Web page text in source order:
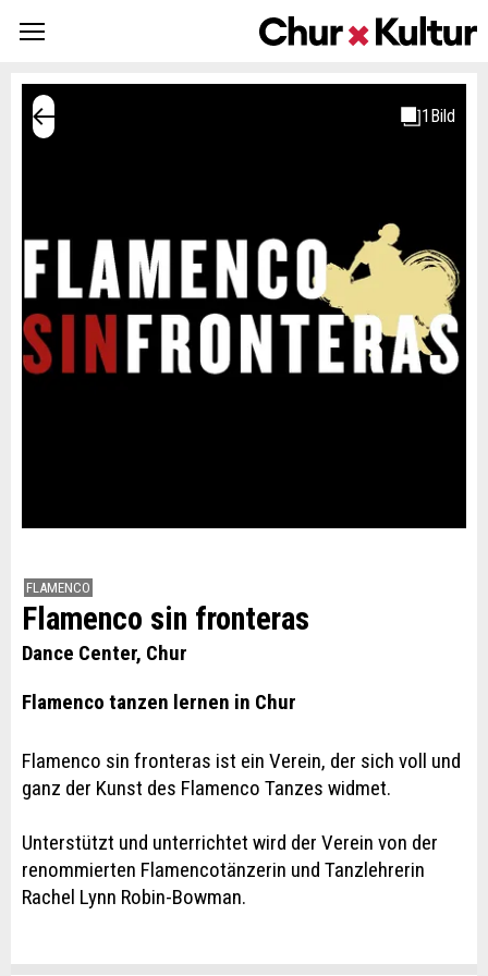
FLAMENCO
Flamenco sin fronteras
Dance Center, Chur
Flamenco tanzen lernen in Chur
Flamenco sin fronteras ist ein Verein, der sich voll und
ganz der Kunst des Flamenco Tanzes widmet.
Unterstützt und unterrichtet wird der Verein von der
renommierten Flamencotänzerin und Tanzlehrerin
Rachel Lynn Robin-Bowman.